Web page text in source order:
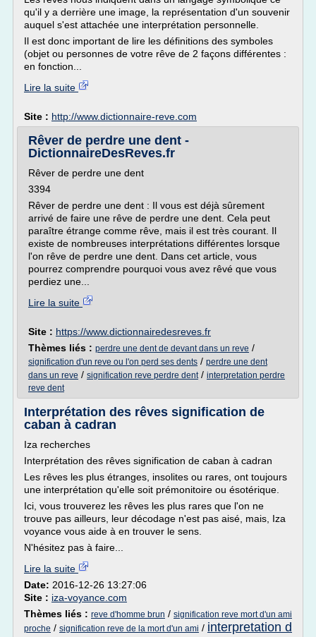
qu'il y a derrière une image, la représentation d'un souvenir
auquel s'est attachée une interprétation personnelle.
Il est donc important de lire les définitions des symboles
(objet ou personnes de votre rêve de 2 façons différentes :
en fonction...
Lire la suite
Site : http://www.dictionnaire-reve.com
Rêver de perdre une dent -
DictionnaireDesReves.fr
Rêver de perdre une dent
3394
Rêver de perdre une dent : Il vous est déjà sûrement
arrivé de faire une rêve de perdre une dent. Cela peut
paraître étrange comme rêve, mais il est très courant. Il
existe de nombreuses interprétations différentes lorsque
l'on rêve de perdre une dent. Dans cet article, vous
pourrez comprendre pourquoi vous avez rêvé que vous
perdiez une...
Lire la suite
Site : https://www.dictionnairedesreves.fr
Thèmes liés : perdre une dent de devant dans un reve /
signification d'un reve ou l'on perd ses dents / perdre une dent
dans un reve / signification reve perdre dent/ interpretation perdre
reve dent
Interprétation des rêves signification de
caban à cadran
Iza recherches
Interprétation des rêves signification de caban à cadran
Les rêves les plus étranges, insolites ou rares, ont toujours
une interprétation qu'elle soit prémonitoire ou ésotérique.
Ici, vous trouverez les rêves les plus rares que l'on ne
trouve pas ailleurs, leur décodage n'est pas aisé, mais, Iza
voyance vous aide à en trouver le sens.
N'hésitez pas à faire...
Lire la suite
Date: 2016-12-26 13:27:06
Site : iza-voyance.com
Thèmes liés : reve d'homme brun / signification reve mort d'un ami
proche / signification reve de la mort d'un ami / interpretation d